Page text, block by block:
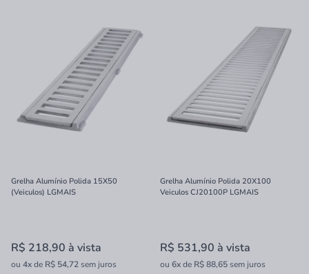
Grelha Alumínio Polida 15X50
(Veiculos) LGMAIS
R$ 218,90 à vista
ou 4xde R$ 54,72sem juros
Grelha Alumínio Polida 20X100
Veiculos CJ20100P LGMAIS
R$ 531,90 à vista
ou 6xde R$ 88,65sem juros